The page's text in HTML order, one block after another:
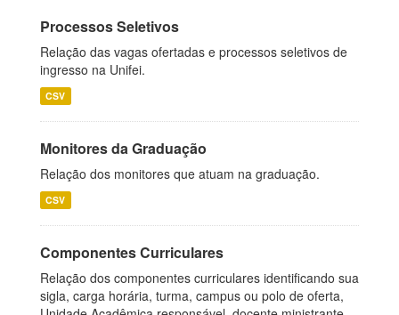
Processos Seletivos
Relação das vagas ofertadas e processos seletivos de
ingresso na Unifei.
CSV
Monitores da Graduação
Relação dos monitores que atuam na graduação.
CSV
Componentes Curriculares
Relação dos componentes curriculares identificando sua
sigla, carga horária, turma, campus ou polo de oferta,